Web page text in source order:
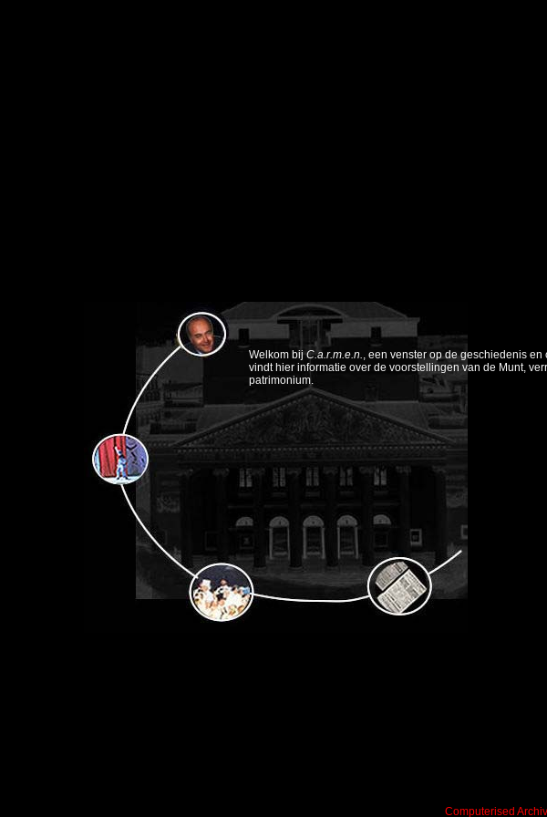
Welkom bijC.a.r.m.e.n., een venster op de geschiedenis
vindt hier informatie over de voorstellingen van de Munt,
patrimonium.
Computerised